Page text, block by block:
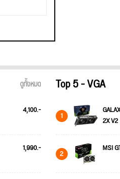
ดูทั้งหมด
4,100.-
1,990.-
Top 5 - VGA
1
2X V2
2 MSI